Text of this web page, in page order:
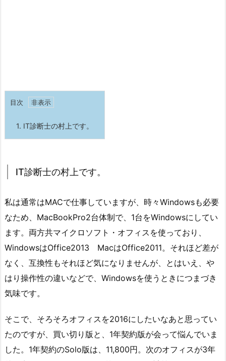
目次
1. IT診断士の村上です。
IT診断士の村上です。
私は通常はMACで仕事していますが、時々Windowsも必要
なため、MacBookPro2台体制で、1台をWindowsにしてい
ます。両方共マイクロソフト・オフィスを使っており、
WindowsはOffice2013 MacはOffice2011。それほど差が
なく、互換性もそれほど気になりませんが、とはいえ、や
はり操作性の違いなどで、Windowsを使うときにつまづき
気味です。
そこで、そろそろオフィスを2016にしたいなあと思ってい
たのですが、買い切り版と、1年契約版が会って悩んでいま
した。1年契約のSolo版は、11,800円。次のオフィスが3年